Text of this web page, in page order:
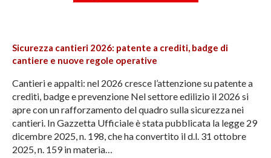
Sicurezza cantieri 2026: patente a crediti, badge di
cantiere e nuove regole operative
Cantieri e appalti: nel 2026 cresce l’attenzione su patente a
crediti, badge e prevenzione Nel settore edilizio il 2026 si
apre con un rafforzamento del quadro sulla sicurezza nei
cantieri. In Gazzetta Ufficiale è stata pubblicata la legge 29
dicembre 2025, n. 198, che ha convertito il d.l. 31 ottobre
2025, n. 159 in materia…